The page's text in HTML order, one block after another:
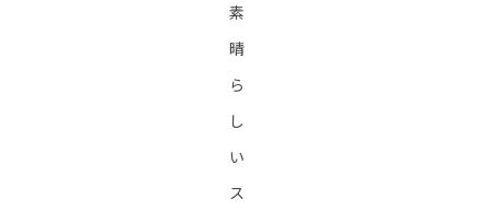
素
晴
ら
し
い
ス